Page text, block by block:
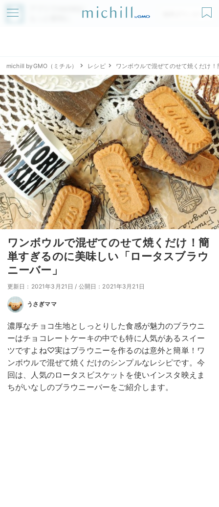
アプリでmichillが
無料ダウンロード
michill byGMO（ミチル） レシピ ワンボウルで混ぜてのせて焼くだけ
ワンボウルで混ぜてのせて焼くだけ！簡
単すぎるのに美味しい「ロータスブラウ
ニーバー」
更新日：2021年3月21日 / 公開日：2021年3月21日
うさぎママ
濃厚なチョコ生地としっとりした食感が魅力のブラウニ
ーはチョコレートケーキの中でも特に人気があるスイー
ツですよね♡実はブラウニーを作るのは意外と簡単！ワ
ンボウルで混ぜて焼くだけのシンプルなレシピです。今
回は、人気のロータスビスケットを使いインスタ映えま
ちがいなしのブラウニーバーをご紹介します。